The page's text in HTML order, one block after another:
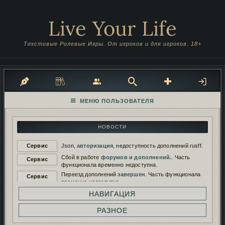
Live Your Life
Текстовые Ролевые Игры. От игроков и для игроков. 18+
НОВОСТИ
Сервис Json,авторизация , недоступность дополнений rusff.
Сервис Сбой в работе форумов и дополнений. . Часть
функционала временно недоступна.
Сервис
Переезд дополненийзавершен . Часть функционала
временно недоступна.
Переезд дополнений нановый сервер
будет временно недоступен.
Работа дополнений восстановлена. И снова
сломана...
НАВИГАЦИЯ
РАЗНОЕ